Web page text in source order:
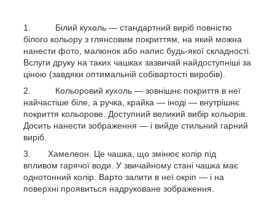
Білий кухоль — стандартний виріб повністю
білого кольору з глянсовим покриттям, на який можна
нанести фото, малюнок або напис будь-якої складності.
Вслуги друку на таких чашках зазвичай найдоступніші за
ціною (завдяки оптимальній собівартості виробів).
Кольоровий кухоль — зовнішнє покриття в неї
найчастіше біле, а ручка, крайка — іноді — внутрішнє
покриття кольорове. Доступний великий вибір кольорів.
Досить нанести зображення — і вийде стильний гарний
виріб.
Хамелеон. Це чашка, що змінює колір під
впливом гарячої води. У звичайному стані чашка має
однотонний колір. Варто залити в неї окріп — і на
поверхні проявиться надруковане зображення.